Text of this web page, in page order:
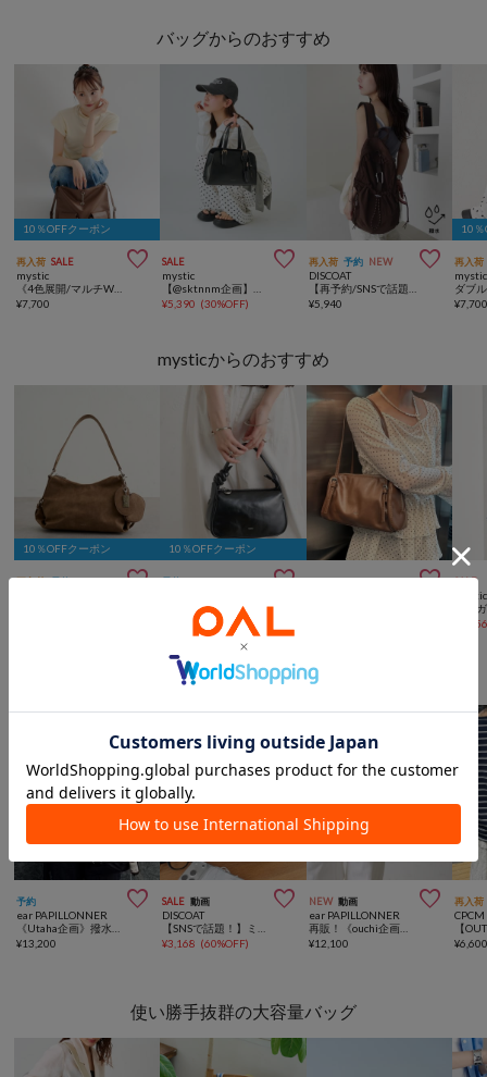
バッグからのおすすめ
10％OFFクーポン
再入荷 SALE 
mystic
¥7,700
SALE 
mystic
¥5,390 (30%OFF)
再入荷 予約 NEW 
DISCOAT
¥5,940
10％
再入荷
mystic
¥
mysticからのおすすめ
10％OFFクーポン
再入荷 予約 
10％OFFクーポン
予約 
26AW 結び目ハンドルBAG
7,150
 SALE
mystic
機能性に優れたバッグ
予約 
ear PAPILLONNER
¥13,200
SALE 動画 
DISCOAT
¥3,168 (60%OFF)
NEW 動画 
ear PAPILLONNER
再販！《ouchi企画》アジャスタートートバッグ横型
¥12,100
再入荷
CPCM
¥
使い勝手抜群の大容量バッグ